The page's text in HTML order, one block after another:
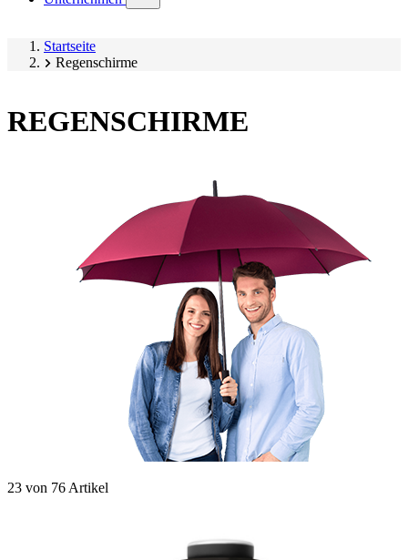
submenu)
Startseite
Regenschirme
REGENSCHIRME
23 von 76 Artikel